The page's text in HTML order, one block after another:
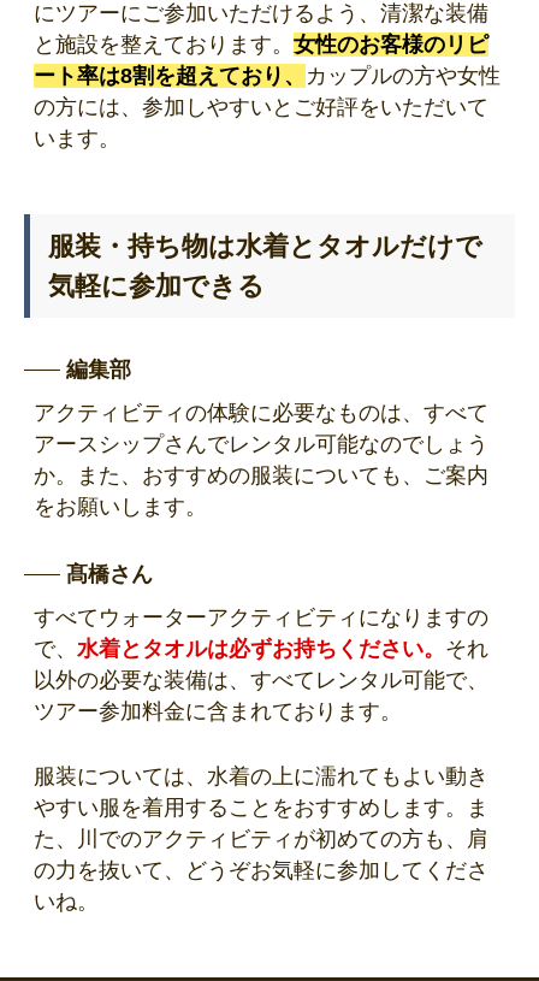
にツアーにご参加いただけるよう、清潔な装備
と施設を整えております。 女性のお客様のリピ
ート率は8割を超えており、 カップルの方や女性
の方には、参加しやすいとご好評をいただいて
います。
服装・持ち物は水着とタオルだけで
気軽に参加できる
編集部
アクティビティの体験に必要なものは、すべて
アースシップさんでレンタル可能なのでしょう
か。また、おすすめの服装についても、ご案内
をお願いします。
髙橋さん
すべてウォーターアクティビティになりますの
で、 水着とタオルは必ずお持ちください。 それ
以外の必要な装備は、すべてレンタル可能で、
ツアー参加料金に含まれております。
服装については、水着の上に濡れてもよい動き
やすい服を着用することをおすすめします。ま
た、川でのアクティビティが初めての方も、肩
の力を抜いて、どうぞお気軽に参加してくださ
いね。